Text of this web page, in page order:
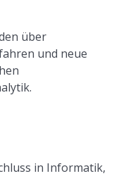
über
und neue
in Informatik,